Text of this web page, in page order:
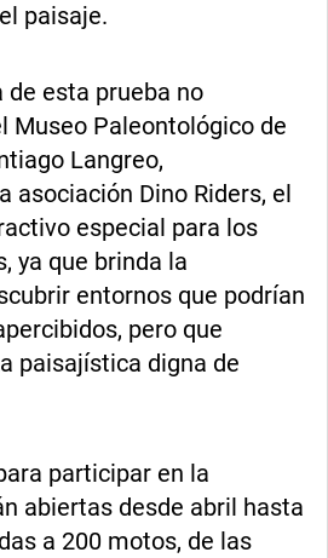
paisaje.
de esta prueba no
Museo Paleontológico de
Langreo,
asociación Dino Riders, el
especial para los
ya que brinda la
entornos que podrían
pero que
paisajística digna de
participar en la
abiertas desde abril hasta
a 200 motos, de las